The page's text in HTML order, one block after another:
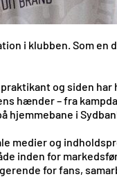
i klubben. Som en
og siden
hænder – fra
hjemmebane i
medier og
inden for
for fans,